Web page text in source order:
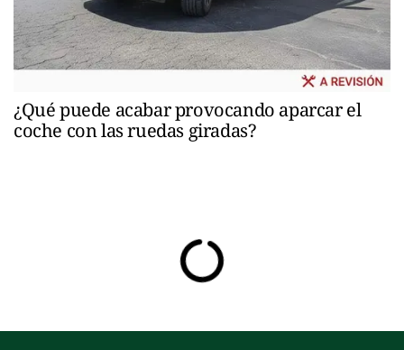
¿Qué puede acabar provocando aparcar el
coche con las ruedas giradas?